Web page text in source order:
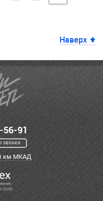
Наверх
56-91
звонка
км МКАД